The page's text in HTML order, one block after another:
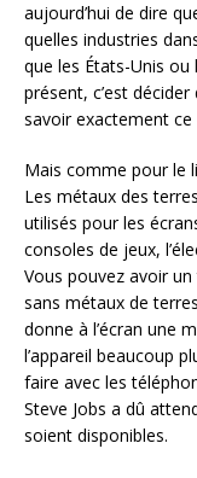
aujourd’hui de dire
quelles industries
que les États-Unis ou
présent, c’est
savoir exactement ce
Mais comme pour le
Les métaux des
utilisés pour les
consoles de jeux,
Vous pouvez avoir
sans métaux de
donne à l’écran une
l’appareil beaucoup
faire avec les
Steve Jobs a dû
soient disponibles.